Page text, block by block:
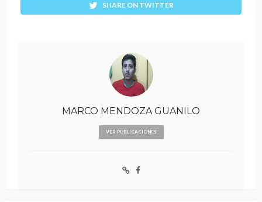
SHARE ON TWITTER
MARCO MENDOZA GUANILO
VER PUBLICACIONES